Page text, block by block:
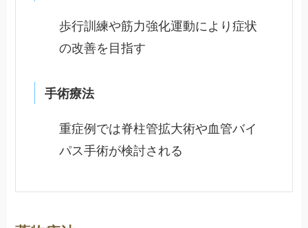
歩行訓練や筋力強化運動により症状
の改善を目指す
手術療法
重症例では脊柱管拡大術や血管バイ
パス手術が検討される